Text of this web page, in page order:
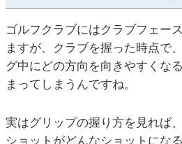
ゴルフクラブにはクラブフェー
ますが、クラブを握った時点で
グ中にどの方向を向きやすくな
まってしまうんですね。
実はグリップの握り方を見れば
ショットがどんなショットにな